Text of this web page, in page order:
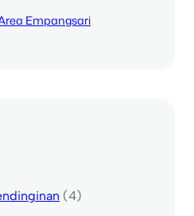
Empangsari
(4)